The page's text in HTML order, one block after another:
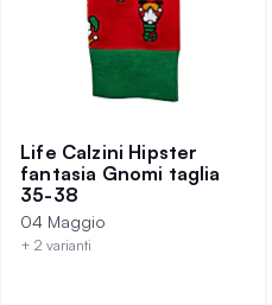
Life Calzini Hipster
fantasia Gnomi taglia
35-38
04 Maggio
+ 2 varianti